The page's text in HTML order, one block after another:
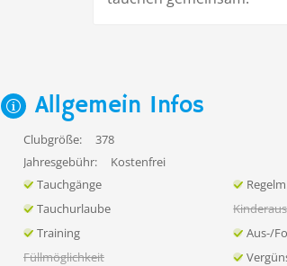
Allgemein Infos
Clubgröße:
378
Jahresgebühr:
Kostenfrei
Tauchgänge
Tauchurlaube
Training
Aus-/
Füllmöglichkeit